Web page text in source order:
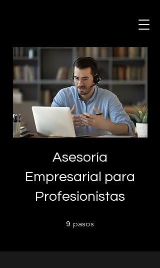
Asesoría
Empresarial para
Profesionistas
9 pasos